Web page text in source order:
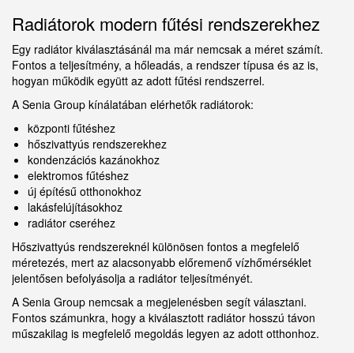
Radiátorok modern fűtési rendszerekhez
Egy radiátor kiválasztásánál ma már nemcsak a méret számít.
Fontos a teljesítmény, a hőleadás, a rendszer típusa és az is,
hogyan működik együtt az adott fűtési rendszerrel.
A Senia Group kínálatában elérhetők radiátorok:
központi fűtéshez
hőszivattyús rendszerekhez
kondenzációs kazánokhoz
elektromos fűtéshez
új építésű otthonokhoz
lakásfelújításokhoz
radiátor cseréhez
Hőszivattyús rendszereknél különösen fontos a megfelelő
méretezés, mert az alacsonyabb előremenő vízhőmérséklet
jelentősen befolyásolja a radiátor teljesítményét.
A Senia Group nemcsak a megjelenésben segít választani.
Fontos számunkra, hogy a kiválasztott radiátor hosszú távon
műszakilag is megfelelő megoldás legyen az adott otthonhoz.